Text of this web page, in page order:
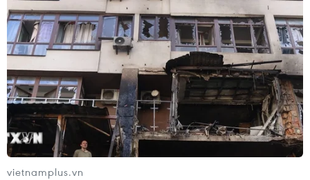
vietnamplus.vn